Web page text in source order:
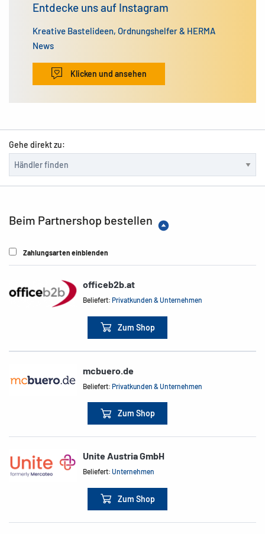
Entdecke uns auf Instagram
Kreative Bastelideen, Ordnungshelfer & HERMA
News
Klicken und ansehen
Gehe direkt zu:
Beim Partnershop bestellen
Zahlungsarten einblenden
officeb2b.at
Beliefert:Privatkunden & Unternehmen
Zum Shop
mcbuero.de
Beliefert:Privatkunden & Unternehmen
Zum Shop
Unite Austria GmbH
Beliefert:Unternehmen
Zum Shop